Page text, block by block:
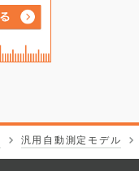
汎用自動測定モデル